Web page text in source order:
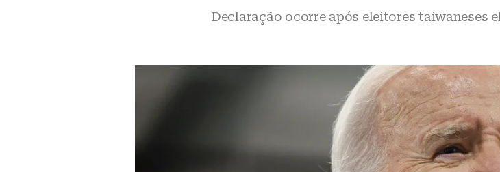
Declaração ocorre após eleitores taiwaneses